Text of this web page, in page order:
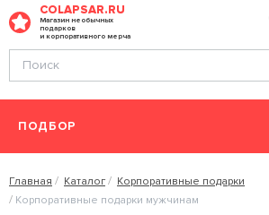
COLAPSAR.RU
Магазин необычных
подарков
и корпоративного мерча
ПОДБОР
Главная Каталог
Корпоративные подарки
Корпоративные подарки мужчинам